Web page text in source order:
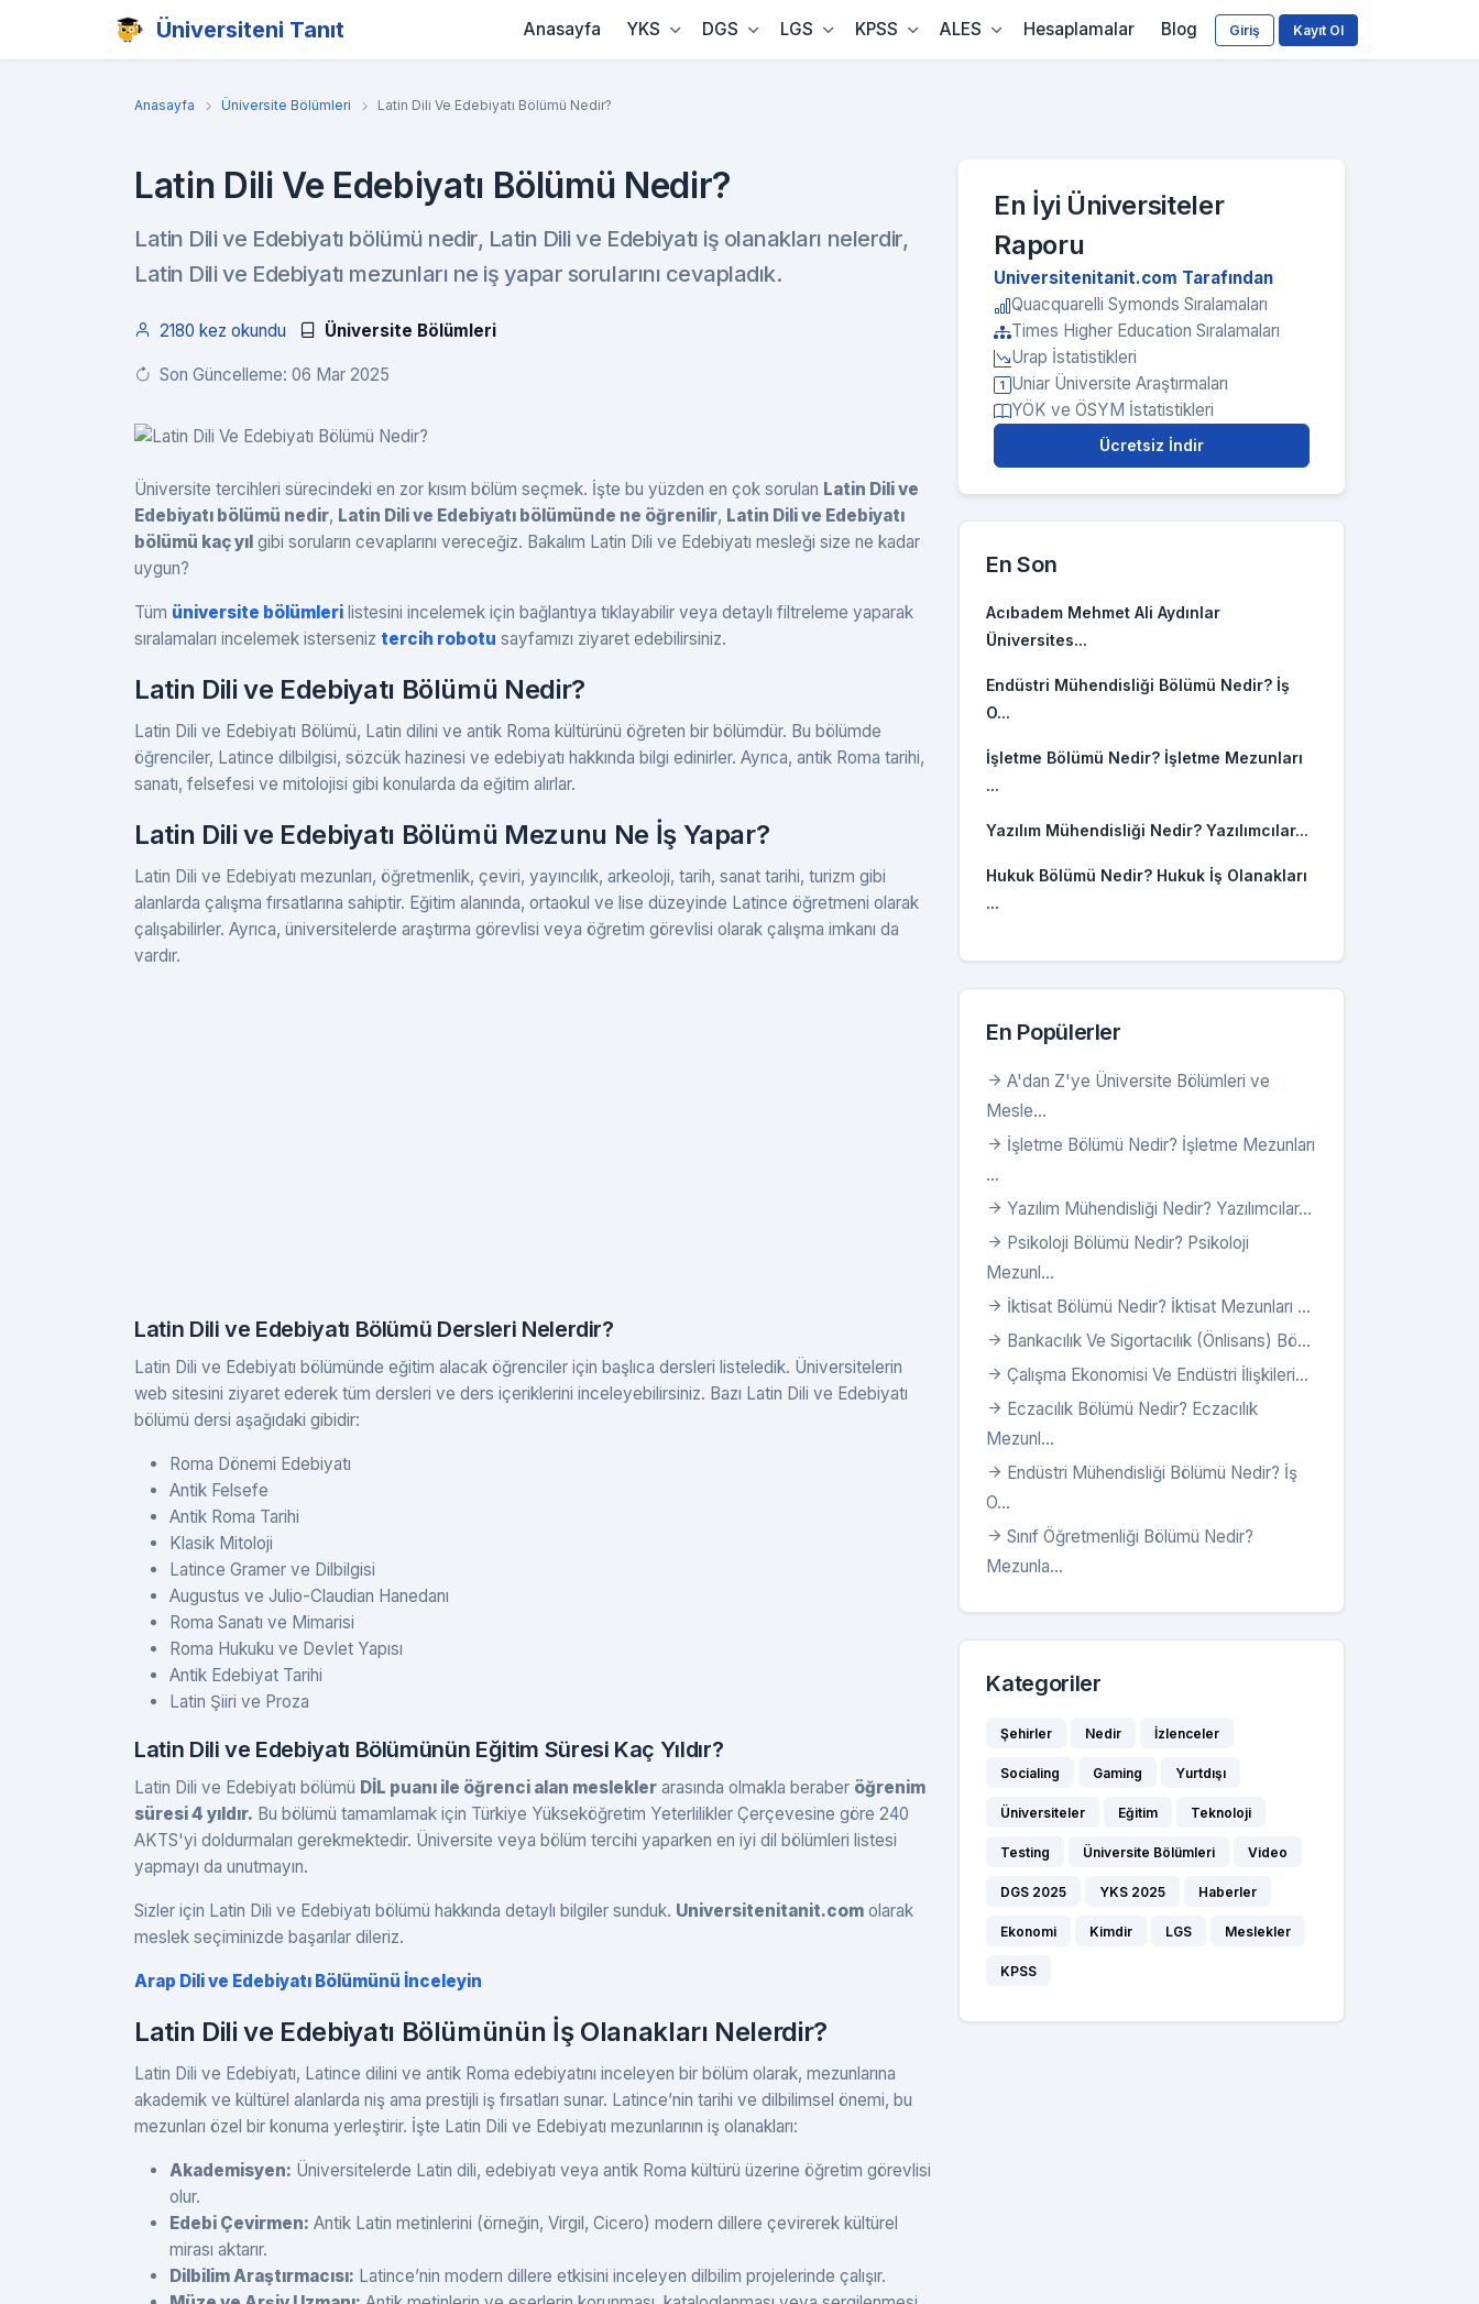
Üniversiteni Tanıt Giriş Kayıt Ol
Anasayfa YKS DGS LGS KPSS ALES Hesaplamalar Blog
Anasayfa Üniversite Bölümleri Latin Dili Ve Edebiyatı Bölümü Nedir?
Latin Dili Ve Edebiyatı Bölümü Nedir?
Latin Dili ve Edebiyatı bölümü nedir, Latin Dili ve Edebiyatı iş olanakları nelerdir,
Latin Dili ve Edebiyatı mezunları ne iş yapar sorularını cevapladık.
2180 kez okundu Üniversite Bölümleri
Son Güncelleme: 06 Mar 2025
Üniversite tercihleri sürecindeki en zor kısım bölüm seçmek. İşte bu yüzden en çok sorulan Latin Dili ve
Edebiyatı bölümü nedir, Latin Dili ve Edebiyatı bölümünde ne öğrenilir, Latin Dili ve Edebiyatı
bölümü kaç yıl gibi soruların cevaplarını vereceğiz. Bakalım Latin Dili ve Edebiyatı mesleği size ne kadar
uygun?
Tüm üniversite bölümleri listesini incelemek için bağlantıya tıklayabilir veya detaylı filtreleme yaparak
sıralamaları incelemek isterseniz tercih robotu sayfamızı ziyaret edebilirsiniz.
Latin Dili ve Edebiyatı Bölümü Nedir?
Latin Dili ve Edebiyatı Bölümü, Latin dilini ve antik Roma kültürünü öğreten bir bölümdür. Bu bölümde
öğrenciler, Latince dilbilgisi, sözcük hazinesi ve edebiyatı hakkında bilgi edinirler. Ayrıca, antik Roma tarihi,
sanatı, felsefesi ve mitolojisi gibi konularda da eğitim alırlar.
Latin Dili ve Edebiyatı Bölümü Mezunu Ne İş Yapar?
Latin Dili ve Edebiyatı mezunları, öğretmenlik, çeviri, yayıncılık, arkeoloji, tarih, sanat tarihi, turizm gibi
alanlarda çalışma fırsatlarına sahiptir. Eğitim alanında, ortaokul ve lise düzeyinde Latince öğretmeni olarak
çalışabilirler. Ayrıca, üniversitelerde araştırma görevlisi veya öğretim görevlisi olarak çalışma imkanı da
vardır.
Latin Dili ve Edebiyatı Bölümü Dersleri Nelerdir?
Latin Dili ve Edebiyatı bölümünde eğitim alacak öğrenciler için başlıca dersleri listeledik. Üniversitelerin
web sitesini ziyaret ederek tüm dersleri ve ders içeriklerini inceleyebilirsiniz. Bazı Latin Dili ve Edebiyatı
bölümü dersi aşağıdaki gibidir:
Roma Dönemi Edebiyatı
Antik Felsefe
Antik Roma Tarihi
Klasik Mitoloji
Latince Gramer ve Dilbilgisi
Augustus ve Julio-Claudian Hanedanı
Roma Sanatı ve Mimarisi
Roma Hukuku ve Devlet Yapısı
Antik Edebiyat Tarihi
Latin Şiiri ve Proza
Latin Dili ve Edebiyatı Bölümünün Eğitim Süresi Kaç Yıldır?
Latin Dili ve Edebiyatı bölümü DİL puanı ile öğrenci alan meslekler arasında olmakla beraber öğrenim
süresi 4 yıldır. Bu bölümü tamamlamak için Türkiye Yükseköğretim Yeterlilikler Çerçevesine göre 240
AKTS'yi doldurmaları gerekmektedir. Üniversite veya bölüm tercihi yaparken en iyi dil bölümleri listesi
yapmayı da unutmayın.
Sizler için Latin Dili ve Edebiyatı bölümü hakkında detaylı bilgiler sunduk. Universitenitanit.com olarak
meslek seçiminizde başarılar dileriz.
Arap Dili ve Edebiyatı Bölümünü İnceleyin
Latin Dili ve Edebiyatı Bölümünün İş Olanakları Nelerdir?
Latin Dili ve Edebiyatı, Latince dilini ve antik Roma edebiyatını inceleyen bir bölüm olarak, mezunlarına
akademik ve kültürel alanlarda niş ama prestijli iş fırsatları sunar. Latince’nin tarihi ve dilbilimsel önemi, bu
mezunları özel bir konuma yerleştirir. İşte Latin Dili ve Edebiyatı mezunlarının iş olanakları:
Akademisyen: Üniversitelerde Latin dili, edebiyatı veya antik Roma kültürü üzerine öğretim görevlisi
olur.
Edebi Çevirmen: Antik Latin metinlerini (örneğin, Virgil, Cicero) modern dillere çevirerek kültürel
mirası aktarır.
Dilbilim Araştırmacısı: Latince’nin modern dillere etkisini inceleyen dilbilim projelerinde çalışır.
En İyi Üniversiteler
Raporu
Universitenitanit.com Tarafından
Quacquarelli Symonds Sıralamaları
Times Higher Education Sıralamaları
Urap İstatistikleri
Uniar Üniversite Araştırmaları
YÖK ve ÖSYM İstatistikleri
Ücretsiz İndir
En Son
Acıbadem Mehmet Ali Aydınlar
Üniversites...
Endüstri Mühendisliği Bölümü Nedir? İş
O...
İşletme Bölümü Nedir? İşletme Mezunları
...
Yazılım Mühendisliği Nedir? Yazılımcılar...
Hukuk Bölümü Nedir? Hukuk İş Olanakları
...
En Popülerler
A'dan Z'ye Üniversite Bölümleri ve
Mesle...
İşletme Bölümü Nedir? İşletme Mezunları
...
Yazılım Mühendisliği Nedir? Yazılımcılar...
Psikoloji Bölümü Nedir? Psikoloji
Mezunl...
İktisat Bölümü Nedir? İktisat Mezunları ...
Bankacılık Ve Sigortacılık (Önlisans) Bö...
Çalışma Ekonomisi Ve Endüstri İlişkileri...
Eczacılık Bölümü Nedir? Eczacılık
Mezunl...
Endüstri Mühendisliği Bölümü Nedir? İş
O...
Sınıf Öğretmenliği Bölümü Nedir?
Mezunla...
Kategoriler
Şehirler Nedir İzlenceler
Socialing Gaming Yurtdışı
Üniversiteler Eğitim Teknoloji
Testing Üniversite Bölümleri Video
DGS 2025 YKS 2025 Haberler
Ekonomi Kimdir LGS Meslekler
KPSS